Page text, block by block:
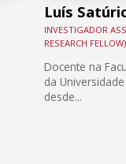
Luís
INVESTIGADOR
RESEARCH FELLOW)
Docente na
da
desde...